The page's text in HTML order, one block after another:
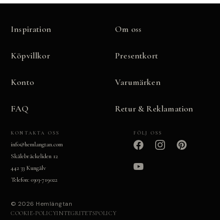
Inspiration Om oss
Köpvillkor Presentkort
Konto Varumärken
FAQ Retur & Reklamation
KONTAKTA OSS
info@hemlangtan.com
Skälebräckeliden 12
442 33 Kungälv
Telefon: 0303-719022
FÖLJ OSS
© 2026 Hemlängtan
COOKIE-POLICYINTEGRITETSPOLICY